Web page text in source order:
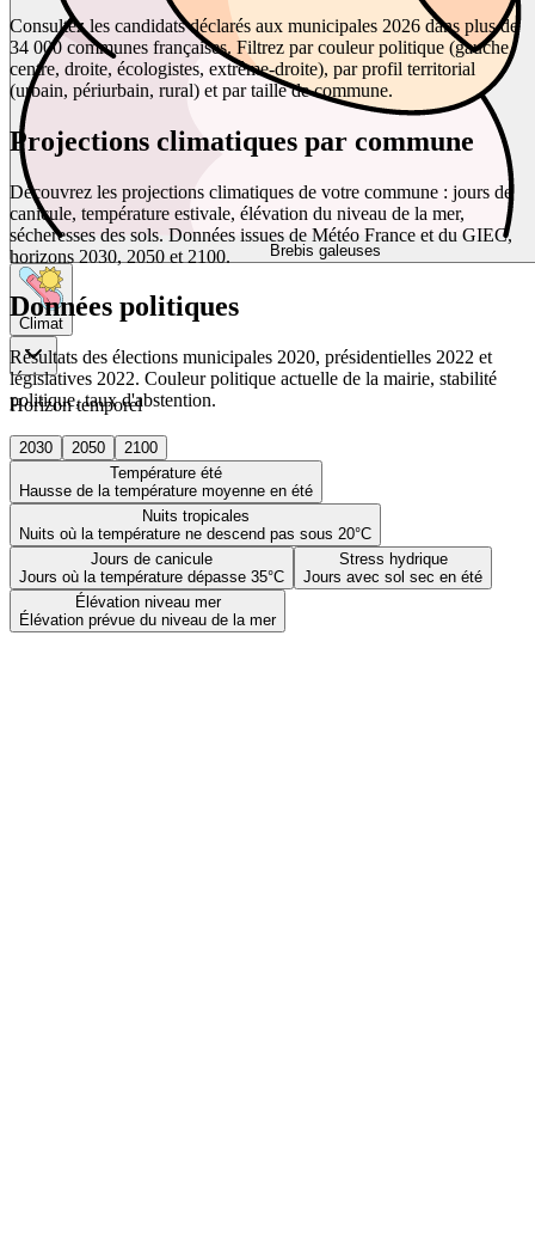
Brebis galeuses
Climat
Horizon temporel
2030 2050
2100
Température été
Hausse de la température moyenne en été
Nuits tropicales
Nuits où la température ne descend pas sous 20°C
Jours de canicule
Jours où la température dépasse 35°C
Stress hydrique
Jours avec sol sec en été
Élévation niveau mer
Élévation prévue du niveau de la mer
Consultez les candidats déclarés aux municipales 2026 dans plus de
34 000 communes françaises. Filtrez par couleur politique (gauche,
centre, droite, écologistes, extrême-droite), par profil territorial
(urbain, périurbain, rural) et par taille de commune.
Projections climatiques par commune
Découvrez les projections climatiques de votre commune : jours de
canicule, température estivale, élévation du niveau de la mer,
sécheresses des sols. Données issues de Météo France et du GIEC,
horizons 2030, 2050 et 2100.
Données politiques
Résultats des élections municipales 2020, présidentielles 2022 et
législatives 2022. Couleur politique actuelle de la mairie, stabilité
politique, taux d'abstention.